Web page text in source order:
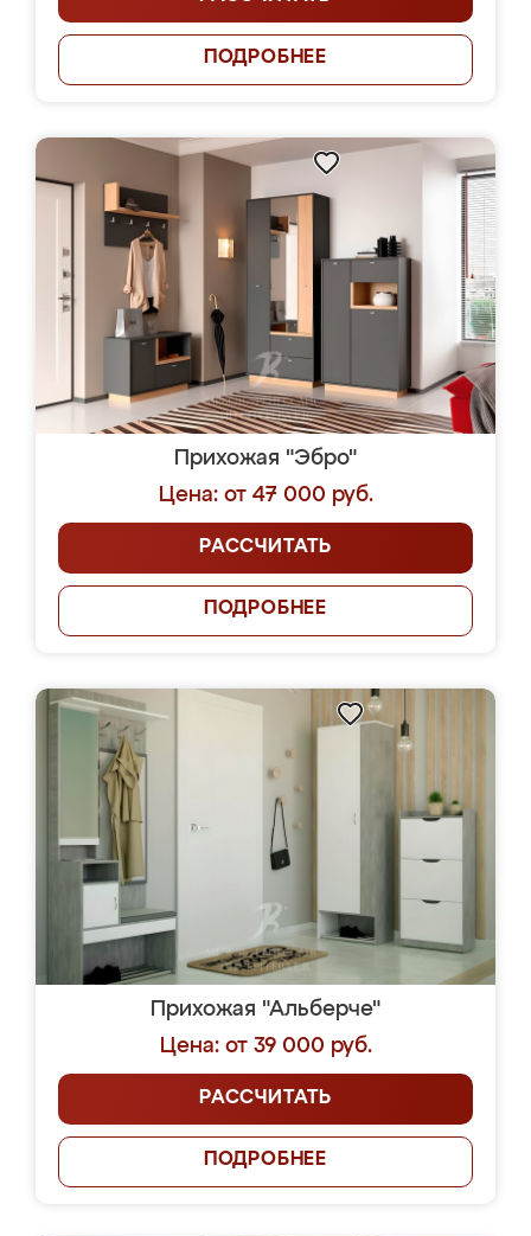
ПОДРОБНЕЕ
Прихожая "Эбро"
Цена: от 47 000 руб.
РАССЧИТАТЬ
ПОДРОБНЕЕ
Прихожая "Альберче"
Цена: от 39 000 руб.
РАССЧИТАТЬ
ПОДРОБНЕЕ